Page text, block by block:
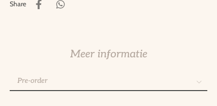
Share
Meer informatie
Pre-order